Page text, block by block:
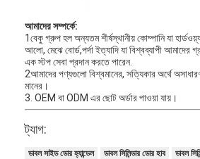
কারখানা পরিদর্শন
গুণমান নিয়ন্ত্রণ
আমাদের সাথে যোগাযোগ
আমাদের সম্পর্কে:
1বেকু গ্রুপ হল অন্যতম শীর্ষস্থানীয় কোম্পানি যা
আলো, মেঝে বোর্ড,পর্দা ইত্যাদি যা বিশ্বব্যাপী আমাদের
এক স্টপ সেবা প্রদান করতে পারেন.
2আমাদের পণ্যগুলো বিশ্বমানের, সত্যিকার অর্থে
মানের।
3. OEM বা ODM এর ছোট অর্ডার পাওয়া যায়।
ট্যাগ:
ডাবল সাইড ডোর হ্যান্ডেল ডাবল সিলিন্ডার ডোর হাব ডাবল